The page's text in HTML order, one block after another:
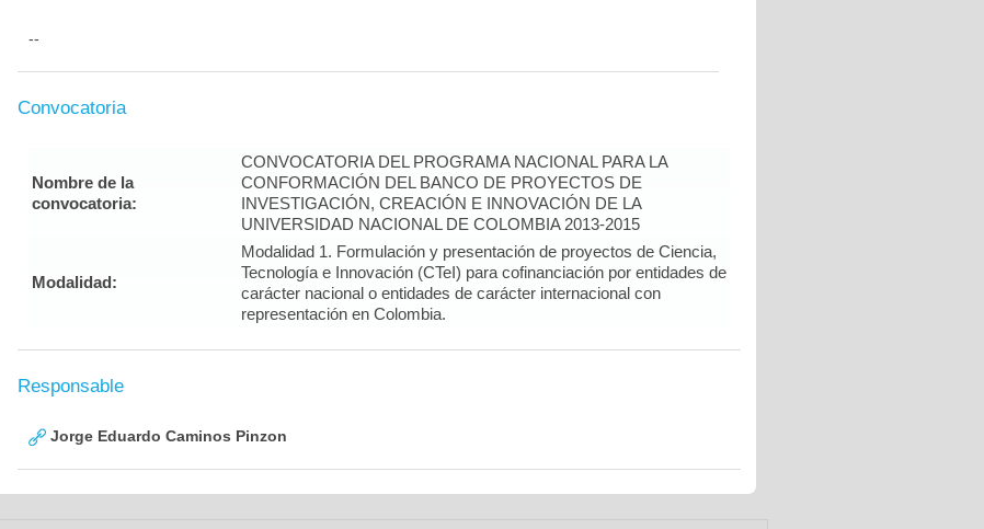
--
Convocatoria
Nombre de la
convocatoria:
CONVOCATORIA DEL PROGRAMA NACIONAL PARA LA
CONFORMACIÓN DEL BANCO DE PROYECTOS DE
INVESTIGACIÓN, CREACIÓN E INNOVACIÓN DE LA
UNIVERSIDAD NACIONAL DE COLOMBIA 2013-2015
Modalidad:
Modalidad 1. Formulación y presentación de proyectos de Ciencia,
Tecnología e Innovación (CTeI) para cofinanciación por entidades de
carácter nacional o entidades de carácter internacional con
representación en Colombia.
Responsable
Jorge Eduardo Caminos Pinzon